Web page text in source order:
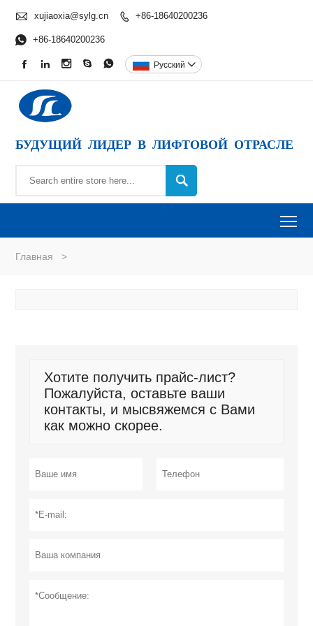
 xujiaoxia@sylg.cn  +86-18640200236
 +86-18640200236
     Pусский 
БУДУЩИЙ ЛИДЕР В ЛИФТОВОЙ ОТРАСЛЕ

Главная >
Хотите получить прайс-лист?
Пожалуйста, оставьте ваши
контакты, и мысвяжемся с Вами
как можно скорее.